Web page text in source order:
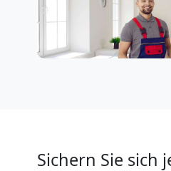
Sichern Sie sich
Feldkirch
Tragehilfe